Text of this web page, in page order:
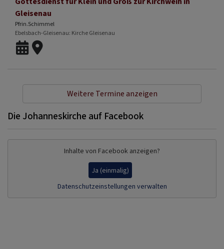
Gleisenau
Pfrin.Schimmel
Ebelsbach-Gleisenau Kirche Gleisenau
Weitere Termine anzeigen
Die Johanneskirche auf Facebook
Inhalte von Facebook anzeigen?
Ja (einmalig)
Datenschutzeinstellungen verwalten